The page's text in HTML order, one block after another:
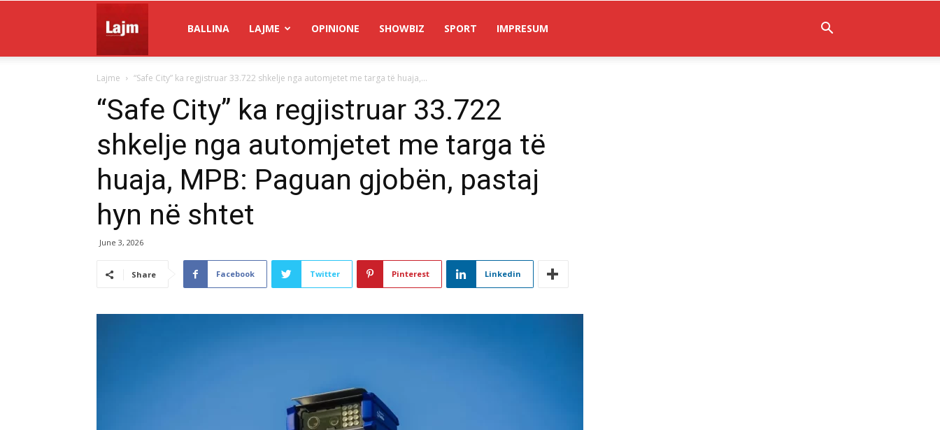
Lajm
BALLINA LAJME OPINIONE SHOWBIZ SPORT IMPRESUM
Lajme “Safe City” ka regjistruar 33.722 shkelje nga automjetet me targa të huaja,...
“Safe City” ka regjistruar 33.722
shkelje nga automjetet me targa të
huaja, MPB: Paguan gjobën, pastaj
hyn në shtet
June 3, 2026
Share Facebook Twitter Pinterest Linkedin